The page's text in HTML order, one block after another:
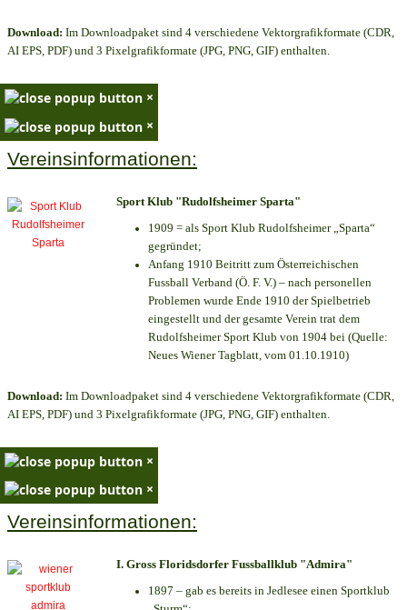
Download: Im Downloadpaket sind 4 verschiedene Vektorgrafikformate (CDR,
AI EPS, PDF) und 3 Pixelgrafikformate (JPG, PNG, GIF) enthalten.
×
×
Vereinsinformationen:
Sport Klub "Rudolfsheimer Sparta"
1909 = als Sport Klub Rudolfsheimer „Sparta“
gegründet;
Anfang 1910 Beitritt zum Österreichischen
Fussball Verband (Ö. F. V.) – nach personellen
Problemen wurde Ende 1910 der Spielbetrieb
eingestellt und der gesamte Verein trat dem
Rudolfsheimer Sport Klub von 1904 bei (Quelle:
Neues Wiener Tagblatt, vom 01.10.1910)
Download: Im Downloadpaket sind 4 verschiedene Vektorgrafikformate (CDR,
AI EPS, PDF) und 3 Pixelgrafikformate (JPG, PNG, GIF) enthalten.
×
×
Vereinsinformationen:
I. Gross Floridsdorfer Fussballklub "Admira"
1897 – gab es bereits in Jedlesee einen Sportklub